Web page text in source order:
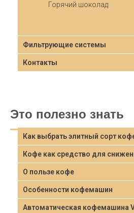
Горячий шоколад
Фильтрующие системы
Контакты
Это полезно знать
Как выбрать элитный сорт
Кофе как средство для
О пользе кофе
Особенности кофемашин
Автоматическая кофемашина